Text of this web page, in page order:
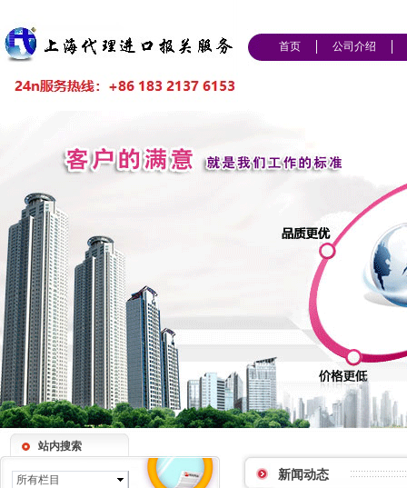
首页 公司介绍
站内搜索
所有栏目 新闻动态